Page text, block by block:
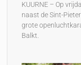
KUURNE – Op
naast de Sint-
grote
Balkt.